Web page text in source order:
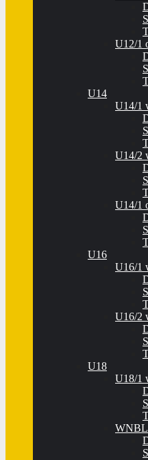
U12/1
U14
U14/1
U14/2
U14/1
U16
U16/1
U16/2
U18
U18/1
WNBL